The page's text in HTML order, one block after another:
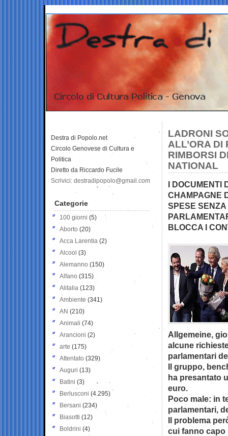
LADRONI
ALL’ORA
RIMBORSI
NATIONAL
I DOCUMENTI
CHAMPAGNE
SPESE SENZA
BLOCCA I
Allgemeine,
alcune
parlamentari
Il gruppo,
ha presantato
euro.
Poco male: in
parlamentari,
Il problema
cui fanno capo
Destra di Popolo.net
Circolo Genovese di Cultura e
Politica
Diretto da Riccardo Fucile
Scrivici: destradipopolo@gmail.com
Categorie
100 giorni (5)
Aborto (20)
Acca Larentia (2)
Alcool (3)
Alemanno (150)
Alfano (315)
Alitalia (123)
Ambiente (341)
AN (210)
Animali (74)
Arancioni (2)
arte (175)
Attentato (329)
Auguri (13)
Batini (3)
Berlusconi (4.295)
Bersani (234)
Biasotti (12)
Boldrini (4)